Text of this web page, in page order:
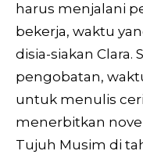
harus menjalani
bekerja, waktu
disia-siakan Clara.
pengobatan,
untuk menulis
menerbitkan
Tujuh Musim di